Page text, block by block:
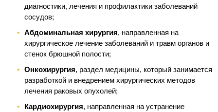
диагностики, лечения и профилактики заболеваний
сосудов;
Абдоминальная хирургия, направленная на
хирургическое лечение заболеваний и травм органов и
стенок брюшной полости;
Онкохирургия, раздел медицины, который занимается
разработкой и внедрением хирургических методов
лечения раковых опухолей;
Кардиохирургия, направленная на устранение